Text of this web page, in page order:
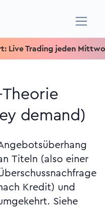
Trading jeden Mittwoch
demand)